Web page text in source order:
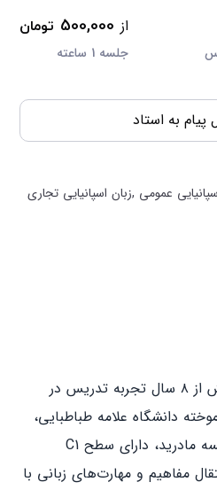
از
تومان
جلسه 1 ساعته
پیام به استاد
عمومی ,زبان اسپانیایی تجاری
مدرس زبان اسپانیایی با بیش از ۸ سال تجربه تدریس در
دانشگاه علامه طباطبایی،
بورسیه‌شده دانشگاه کمپلوتنسه مادرید، دارای سطح C1
مفاهیم و مهارت‌های زبانی با